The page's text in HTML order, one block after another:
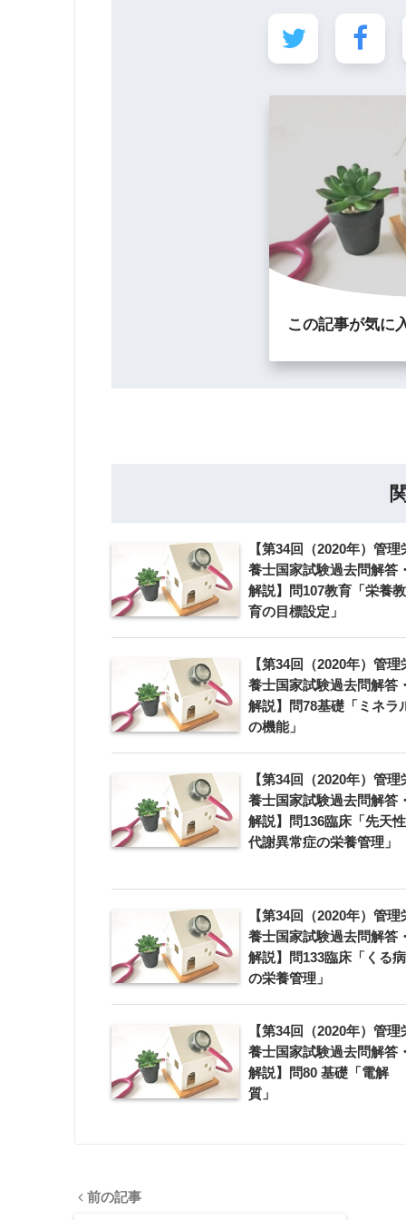
この記事が気に
【第34回（2020年）管理
養士国家試験過去問解答
解説】問107教育「栄養教
育の目標設定」
【第34回（2020年）管理
養士国家試験過去問解答
解説】問78基礎「ミネラ
の機能」
【第34回（2020年）管理
養士国家試験過去問解答
解説】問136臨床「先天性
代謝異常症の栄養管理」
【第34回（2020年）管理
養士国家試験過去問解答
解説】問133臨床「くる病
の栄養管理」
【第34回（2020年）管理
養士国家試験過去問解答
解説】問80 基礎「電解
質」
前の記事